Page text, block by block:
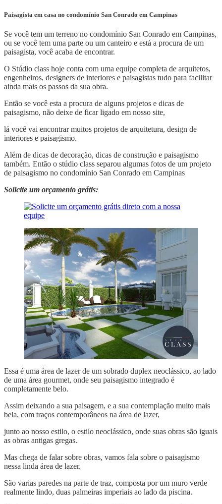
Paisagista em casa no condomínio San Conrado em Campinas
Se você tem um terreno no condomínio San Conrado em Campinas,
ou se você tem uma parte ou um canteiro e está a procura de um
paisagista, você acaba de encontrar.
O Stúdio class hoje conta com uma equipe completa de arquitetos,
engenheiros, designers de interiores e paisagistas tudo para facilitar
ainda mais os passos da sua obra.
Então se você esta a procura de alguns projetos e dicas de
paisagismo, não deixe de ficar ligado em nosso site,
lá você vai encontrar muitos projetos de arquitetura, design de
interiores e paisagismo.
Além de dicas de decoração, dicas de construção e paisagismo
também. Então o stúdio class separou algumas fotos de um projeto
de paisagismo no condomínio San Conrado em Campinas
Solicite um orçamento grátis:
Essa é uma área de lazer de um sobrado duplex neoclássico, ao lado
de uma área gourmet, onde seu paisagismo integrado é
completamente belo.
Assim deixando a sua paisagem, e a sua contemplação muito mais
bela, com traços contemporâneos na área de lazer,
junto ao nosso estilo, o estilo neoclássico, onde suas obras são iguais
as obras antigas gregas.
Mas chega de falar sobre obras, vamos fala sobre o paisagismo
nessa linda área de lazer.
São varias paredes na parte de traz, composta por um muro verde
realmente lindo, duas palmeiras imperiais ao lado da piscina.